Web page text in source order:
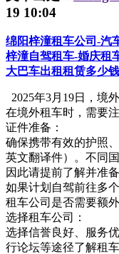
19 10:04
绵阳梓潼租车公司-汽
梓潼自驾租车-婚庆租
大巴车出租租赁多少
2025年3月19日，境外
在境外租车时，需要
证件准备：
确保携带有效的护照
英文翻译件）。不同
因此请提前了解并准
如果计划自驾前往多
租车公司是否需要额
选择租车公司：
选择信誉良好、服务
行论坛等途径了解租